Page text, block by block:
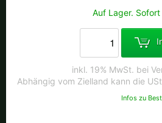
Auf Lager.
inkl. 19% MwSt. bei
Abhängig vom Zielland kann die
Infos zu